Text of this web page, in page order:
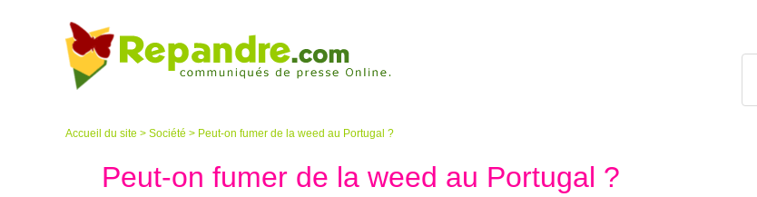
Accueil du site > Société > Peut-on fumer de la weed au Portugal ?
Peut-on fumer de la weed au Portugal ?